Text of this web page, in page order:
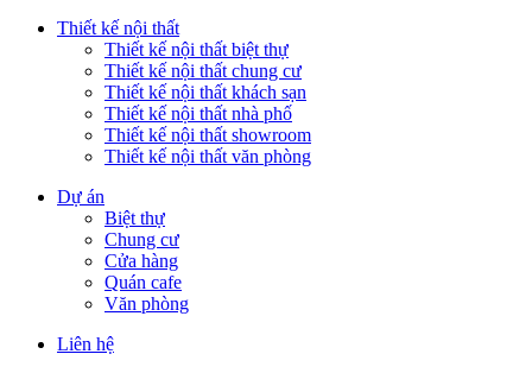
Thiết kế nội thất
Thiết kế nội thất biệt thự
Thiết kế nội thất chung cư
Thiết kế nội thất khách sạn
Thiết kế nội thất nhà phố
Thiết kế nội thất showroom
Thiết kế nội thất văn phòng
Dự án
Biệt thự
Chung cư
Cửa hàng
Quán cafe
Văn phòng
Liên hệ